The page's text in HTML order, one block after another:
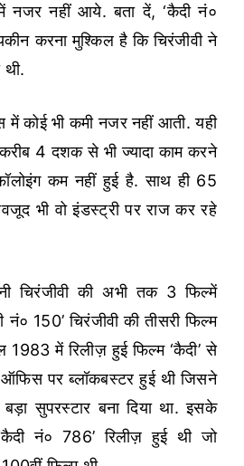
नहीं आये. बता दें, ‘कैदी नं०
करना मुश्किल है कि चिरंजीवी ने
थी.
में कोई भी कमी नजर नहीं आती. यही
4 दशक से भी ज्यादा काम करने
कम नहीं हुई है. साथ ही 65
भी वो इंडस्ट्री पर राज कर रहे
चिरंजीवी की अभी तक 3 फिल्में
नं० 150’ चिरंजीवी की तीसरी फिल्म
में रिलीज़ हुई फिल्म ‘कैदी’ से
पर ब्लॉकबस्टर हुई थी जिसने
बड़ा सुपरस्टार बना दिया था. इसके
नं० 786’ रिलीज़ हुई थी जो